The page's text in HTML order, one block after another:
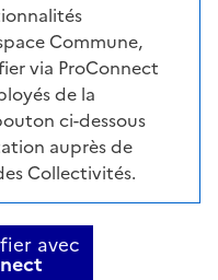
Commune,
via ProConnect
de la
ci-dessous
auprès de
Collectivités.
avec